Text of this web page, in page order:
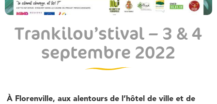
Trankilou’stival – 3 & 4
septembre 2022
À Florenville, aux alentours de l’hôtel de ville et de